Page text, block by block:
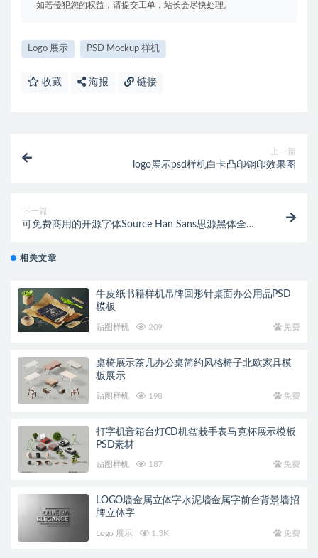
如若侵犯您的权益，请提交工单，站长会尽快处理。
Logo 展示 PSD Mockup 样机
收藏 海报 链接
上一篇
logo展示psd样机白卡凸印钢印效果图
下一篇
可免费商用的开源字体Source Han Sans思源黑体全系
相关文章
牛皮纸书籍样机吊牌回形针桌面办公用品PSD
模板
贴图样机 209 免费
桌椅展示茶几办公桌简约风格椅子北欧家具模
板展示
贴图样机 198 免费
打字机音箱台灯CD机盆栽手表马克杯展示模板
PSD素材
贴图样机 187 免费
LOGO墙金属立体字水泥墙金属字前台背景墙招
牌立体字
Logo 展示 1.3K 免费